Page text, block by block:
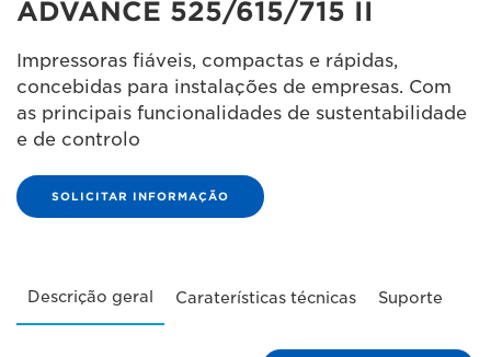
ADVANCE 525/615/715 II
Impressoras fiáveis, compactas e rápidas,
concebidas para instalações de empresas. Com
as principais funcionalidades de sustentabilidade
e de controlo
SOLICITAR INFORMAÇÃO
Descrição geral Caraterísticas técnicas Suporte